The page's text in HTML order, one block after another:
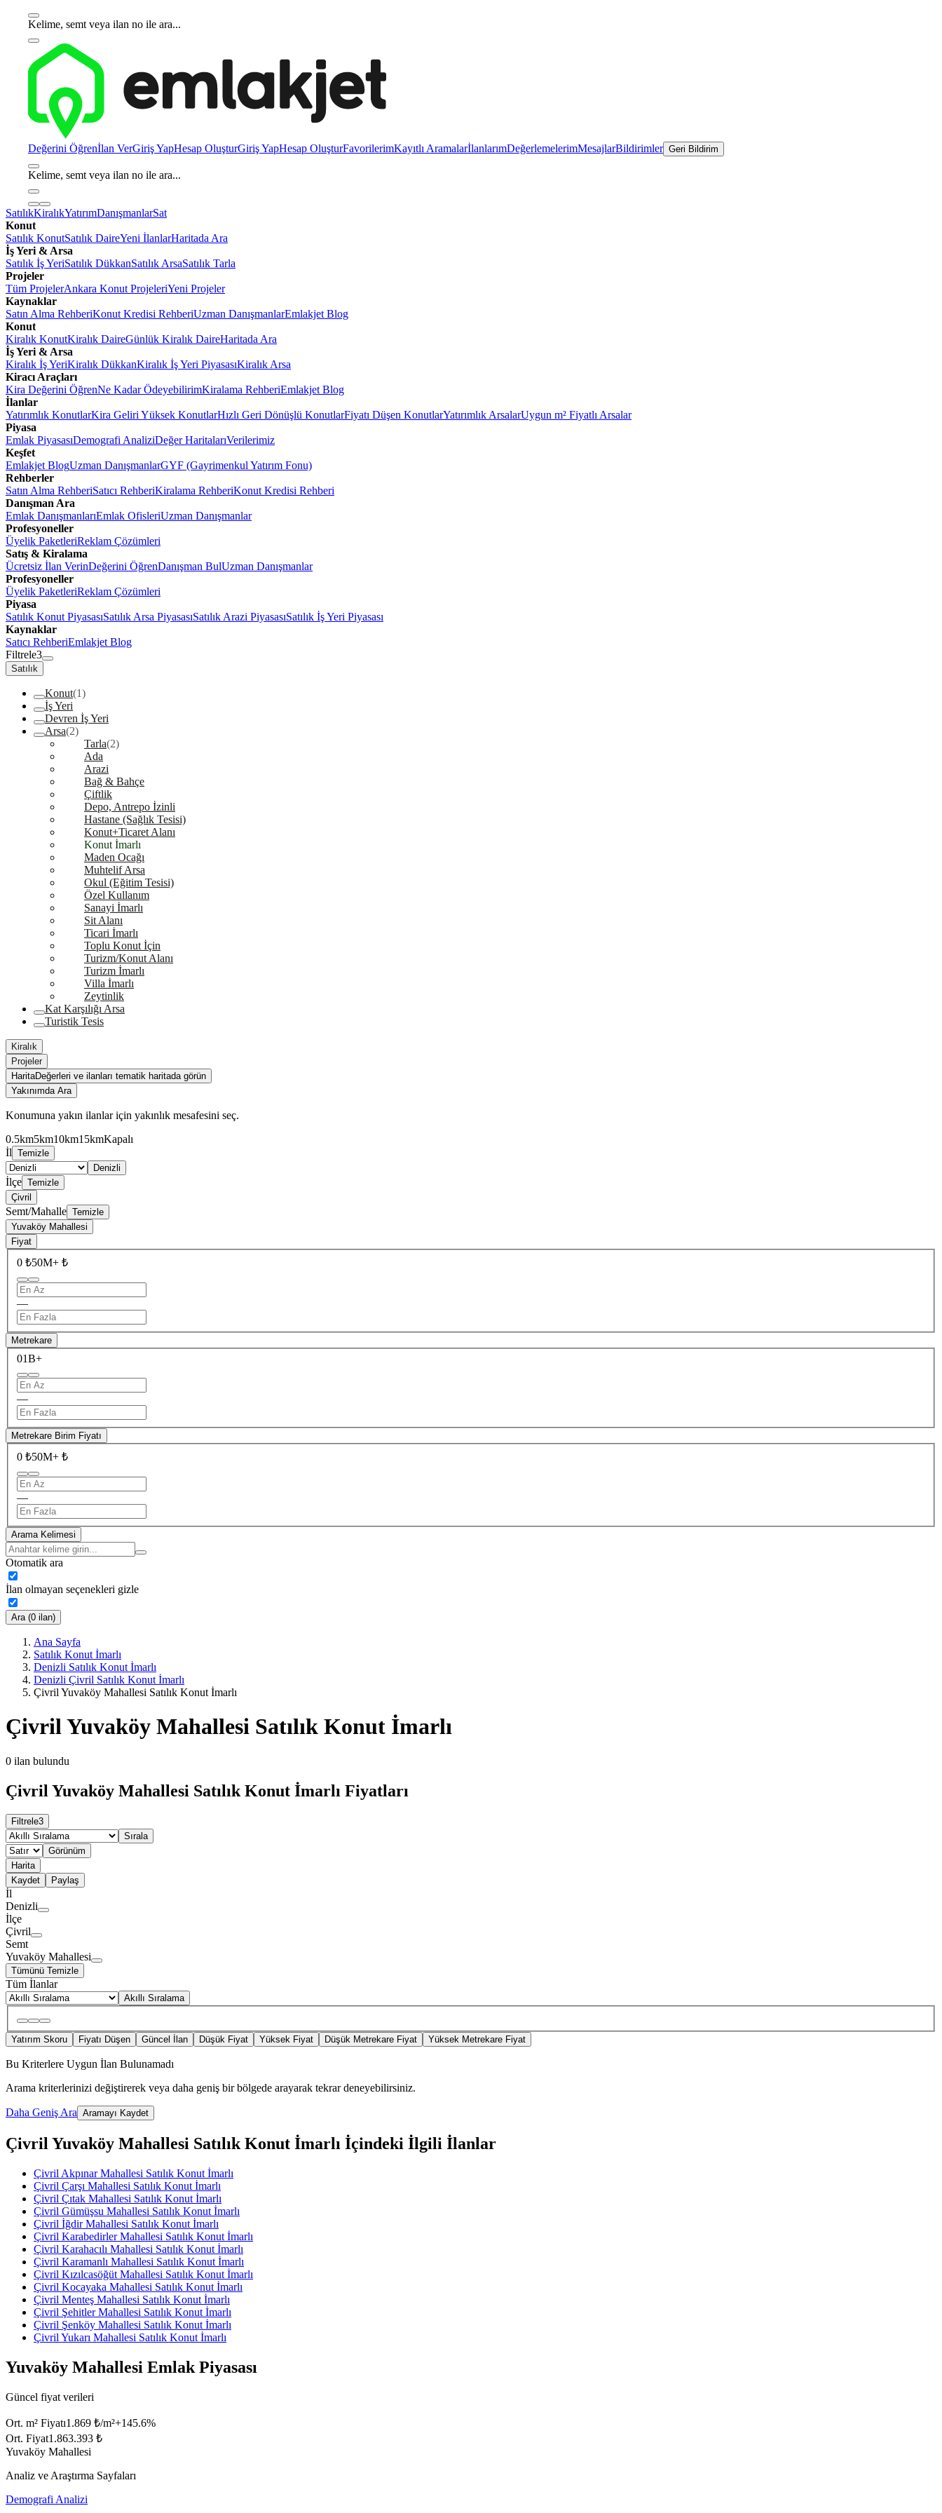
Kelime, semt veya ilan no ile ara...
Değerini Öğrenİlan VerGiriş YapHesap OluşturGiriş YapHesap OluşturFavorilerimKayıtlı AramalarİlanlarımDeğerlemelerimMesajlarBildirimler Geri Bildirim
Kelime, semt veya ilan no ile ara...
SatılıkKiralıkYatırımDanışmanlarSat
Konut
Satılık KonutSatılık DaireYeni İlanlarHaritada Ara
İş Yeri & Arsa
Satılık İş YeriSatılık DükkanSatılık ArsaSatılık Tarla
Projeler
Tüm ProjelerAnkara Konut ProjeleriYeni Projeler
Kaynaklar
Satın Alma RehberiKonut Kredisi RehberiUzman DanışmanlarEmlakjet Blog
Konut
Kiralık KonutKiralık DaireGünlük Kiralık DaireHaritada Ara
İş Yeri & Arsa
Kiralık İş YeriKiralık DükkanKiralık İş Yeri PiyasasıKiralık Arsa
Kiracı Araçları
Kira Değerini ÖğrenNe Kadar ÖdeyebilirimKiralama RehberiEmlakjet Blog
İlanlar
Yatırımlık KonutlarKira Geliri Yüksek KonutlarHızlı Geri Dönüşlü KonutlarFiyatı Düşen KonutlarYatırımlık ArsalarUygun m² Fiyatlı Arsalar
Piyasa
Emlak PiyasasıDemografi AnaliziDeğer HaritalarıVerilerimiz
Keşfet
Emlakjet BlogUzman DanışmanlarGYF (Gayrimenkul Yatırım Fonu)
Rehberler
Satın Alma RehberiSatıcı RehberiKiralama RehberiKonut Kredisi Rehberi
Danışman Ara
Emlak DanışmanlarıEmlak OfisleriUzman Danışmanlar
Profesyoneller
Üyelik PaketleriReklam Çözümleri
Satış & Kiralama
Ücretsiz İlan VerinDeğerini ÖğrenDanışman BulUzman Danışmanlar
Profesyoneller
Üyelik PaketleriReklam Çözümleri
Piyasa
Satılık Konut PiyasasıSatılık Arsa PiyasasıSatılık Arazi PiyasasıSatılık İş Yeri Piyasası
Kaynaklar
Satıcı RehberiEmlakjet Blog
Filtrele3
Satılık
Konut(1)
İş Yeri
Devren İş Yeri
Arsa(2)
Tarla(2)
Ada
Arazi
Bağ & Bahçe
Çiftlik
Depo, Antrepo İzinli
Hastane (Sağlık Tesisi)
Konut+Ticaret Alanı
Konut İmarlı
Maden Ocağı
Muhtelif Arsa
Okul (Eğitim Tesisi)
Özel Kullanım
Sanayi İmarlı
Sit Alanı
Ticari İmarlı
Toplu Konut İçin
Turizm/Konut Alanı
Turizm İmarlı
Villa İmarlı
Zeytinlik
Kat Karşılığı Arsa
Turistik Tesis
Kiralık
Projeler
HaritaDeğerleri ve ilanları tematik haritada görün
Yakınımda Ara
Konumuna yakın ilanlar için yakınlık mesafesini seç.
0.5km5km10km15kmKapalı
İl Temizle
Denizli
İlçe Temizle
Çivril
Semt/Mahalle Temizle
Yuvaköy Mahallesi
Fiyat
0 ₺50M+ ₺
—
Metrekare
01B+
—
Metrekare Birim Fiyatı
0 ₺50M+ ₺
—
Arama Kelimesi
Otomatik ara
İlan olmayan seçenekleri gizle
Ara (0 ilan)
Ana Sayfa
Satılık Konut İmarlı
Denizli Satılık Konut İmarlı
Denizli Çivril Satılık Konut İmarlı
Çivril Yuvaköy Mahallesi Satılık Konut İmarlı
Çivril Yuvaköy Mahallesi Satılık Konut İmarlı
0 ilan bulundu
Çivril Yuvaköy Mahallesi Satılık Konut İmarlı Fiyatları
Filtrele3
Sırala
Görünüm
Harita
Kaydet
Paylaş
İl
Denizli
İlçe
Çivril
Semt
Yuvaköy Mahallesi
Tümünü Temizle
Tüm İlanlar
Akıllı Sıralama
Yatırım Skoru Fiyatı Düşen Güncel İlan Düşük Fiyat Yüksek Fiyat Düşük Metrekare Fiyat Yüksek Metrekare Fiyat
Bu Kriterlere Uygun İlan Bulunamadı
Arama kriterlerinizi değiştirerek veya daha geniş bir bölgede arayarak tekrar deneyebilirsiniz.
Daha Geniş Ara Aramayı Kaydet
Çivril Yuvaköy Mahallesi Satılık Konut İmarlı İçindeki İlgili İlanlar
Çivril Akpınar Mahallesi Satılık Konut İmarlı
Çivril Çarşı Mahallesi Satılık Konut İmarlı
Çivril Çıtak Mahallesi Satılık Konut İmarlı
Çivril Gümüşsu Mahallesi Satılık Konut İmarlı
Çivril İğdir Mahallesi Satılık Konut İmarlı
Çivril Karabedirler Mahallesi Satılık Konut İmarlı
Çivril Karahacılı Mahallesi Satılık Konut İmarlı
Çivril Karamanlı Mahallesi Satılık Konut İmarlı
Çivril Kızılcasöğüt Mahallesi Satılık Konut İmarlı
Çivril Kocayaka Mahallesi Satılık Konut İmarlı
Çivril Menteş Mahallesi Satılık Konut İmarlı
Çivril Şehitler Mahallesi Satılık Konut İmarlı
Çivril Şenköy Mahallesi Satılık Konut İmarlı
Çivril Yukarı Mahallesi Satılık Konut İmarlı
Yuvaköy Mahallesi Emlak Piyasası
Güncel fiyat verileri
Ort. m² Fiyatı1.869 ₺/m²+145.6%
Ort. Fiyat1.863.393 ₺
Yuvaköy Mahallesi
Analiz ve Araştırma Sayfaları
Demografi Analizi